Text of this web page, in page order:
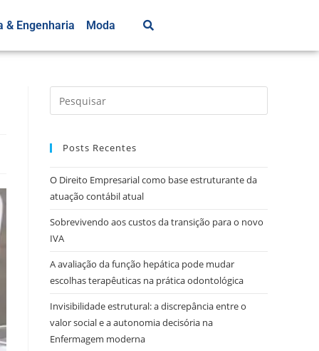
& Engenharia Moda
Posts Recentes
O Direito Empresarial como base estruturante da
atuação contábil atual
Sobrevivendo aos custos da transição para o novo
IVA
A avaliação da função hepática pode mudar
escolhas terapêuticas na prática odontológica
Invisibilidade estrutural: a discrepância entre o
valor social e a autonomia decisória na
Enfermagem moderna